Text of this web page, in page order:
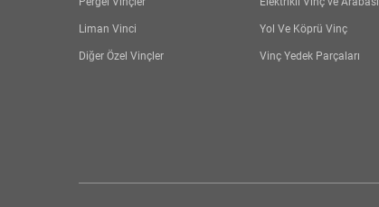
Liman Vinci Yol Ve Köprü Vinç
Diğer Özel Vinçler Vinç Yedek Parçaları